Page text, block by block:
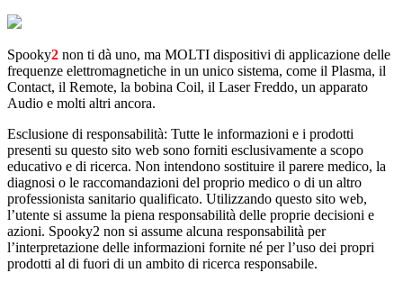
Spooky2 non ti dà uno, ma MOLTI dispositivi di applicazione delle
frequenze elettromagnetiche in un unico sistema, come il Plasma, il
Contact, il Remote, la bobina Coil, il Laser Freddo, un apparato
Audio e molti altri ancora.
Esclusione di responsabilità: Tutte le informazioni e i prodotti
presenti su questo sito web sono forniti esclusivamente a scopo
educativo e di ricerca. Non intendono sostituire il parere medico, la
diagnosi o le raccomandazioni del proprio medico o di un altro
professionista sanitario qualificato. Utilizzando questo sito web,
l’utente si assume la piena responsabilità delle proprie decisioni e
azioni. Spooky2 non si assume alcuna responsabilità per
l’interpretazione delle informazioni fornite né per l’uso dei propri
prodotti al di fuori di un ambito di ricerca responsabile.